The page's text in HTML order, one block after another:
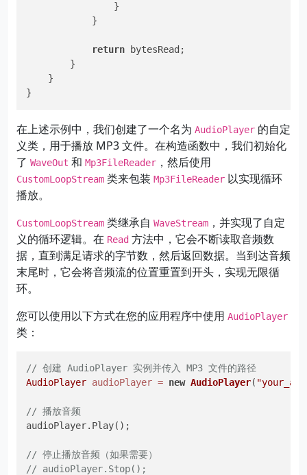
}
}
return bytesRead;
}
}
在上述示例中，我们创建了一个名为 AudioPlayer 的自定
义类，用于播放 MP3 文件。在构造函数中，我们初始化
了 WaveOut 和 Mp3FileReader ，然后使用
CustomLoopStream 类来包装 Mp3FileReader 以实现循环
播放。
CustomLoopStream 类继承自 WaveStream ，并实现了自定
义的循环逻辑。在 Read 方法中，它会不断读取音频数
据，直到满足请求的字节数，然后返回数据。当到达音频
末尾时，它会将音频流的位置重置到开头，实现无限循
环。
您可以使用以下方式在您的应用程序中使用 AudioPlayer
类：
// 创建 AudioPlayer 实例并传入 MP3 文件的路径
AudioPlayer audioPlayer = new AudioPlayer(
// 播放音频
audioPlayer.Play();
// 停止播放音频（如果需要）
// audioPlayer.Stop();